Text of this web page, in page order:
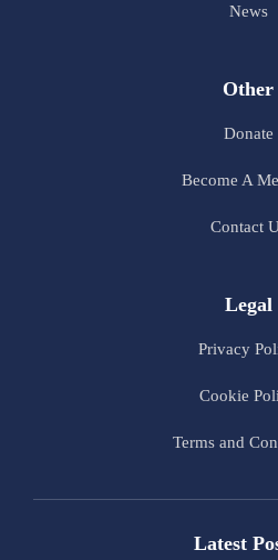
News
Other
Donate
Become A
Contact
Legal
Privacy
Cookie
Terms and
Latest